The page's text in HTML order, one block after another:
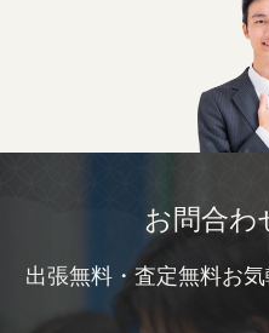
お問合わ
出張無料・査定無料お